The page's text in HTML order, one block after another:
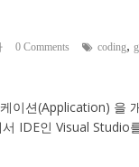
0 Comments coding,
이션(Application) 을
IDE인 Visual Studio